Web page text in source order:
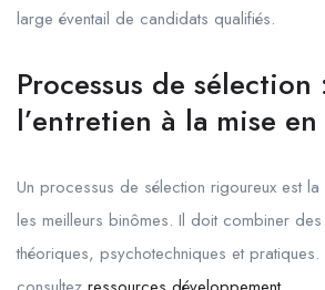
large éventail de candidats qualifiés.
Processus de sélection
l’entretien à la mise
Un processus de sélection rigoureux est
les meilleurs binômes. Il doit combiner des
théoriques, psychotechniques et